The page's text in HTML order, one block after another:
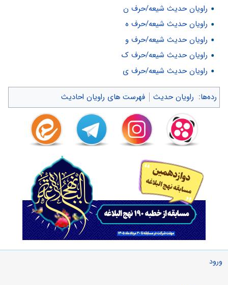
راویان حدیث شیعه/حرف ن
راویان حدیث شیعه/حرف ه
راویان حدیث شیعه/حرف و
راویان حدیث شیعه/حرف ک
راویان حدیث شیعه/حرف ی
رده‌ها: راویان حدیث فهرست های راویان احادیث
ورود